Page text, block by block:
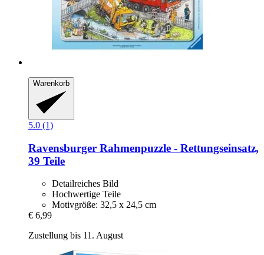
Warenkorb
5.0 (1)
Ravensburger Rahmenpuzzle -​ Rettungseinsatz,
39 Teile
Detailreiches Bild
Hochwertige Teile
Motivgröße: 32,5 x 24,5 cm
€ 6,99
Zustellung bis 11. August